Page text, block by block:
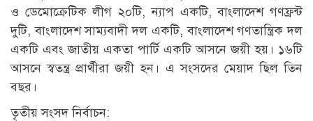
ও ডেমোক্রেটিক লীগ ২০টি, ন্যাপ একটি, বাংলাদেশ গণফ্রন্ট
দুটি, বাংলাদেশ সাম্যবাদী দল একটি, বাংলাদেশ গণতান্ত্রিক দল
একটি এবং জাতীয় একতা পার্টি একটি আসনে জয়ী হয়। ১৬টি
আসনে স্বতন্ত্র প্রার্থীরা জয়ী হন। এ সংসদের মেয়াদ ছিল তিন
বছর।
তৃতীয় সংসদ নির্বাচন: